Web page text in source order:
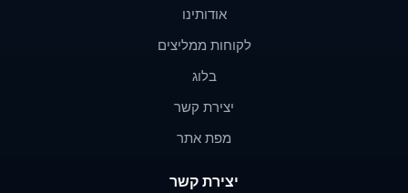
אודותינו
לקוחות ממליצים
בלוג
יצירת קשר
מפת אתר
יצירת קשר